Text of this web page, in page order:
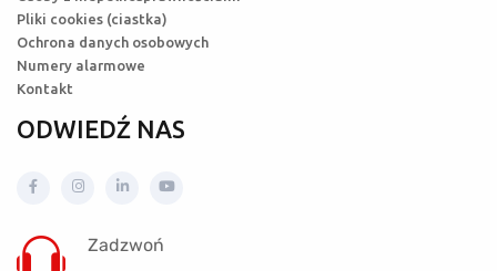
Pliki cookies (ciastka)
Ochrona danych osobowych
Numery alarmowe
Kontakt
ODWIEDŹ NAS
Zadzwoń